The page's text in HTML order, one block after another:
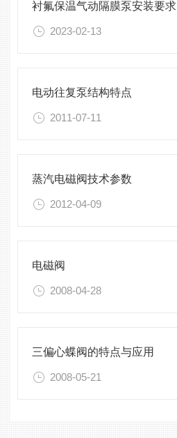
衬氟保温气动隔膜泵安装要求
2023-02-13
电动往复泵结构特点
2011-07-11
蒸汽电磁阀技术参数
2012-04-09
电磁阀
2008-04-28
三偏心蝶阀的特点与应用
2008-05-21